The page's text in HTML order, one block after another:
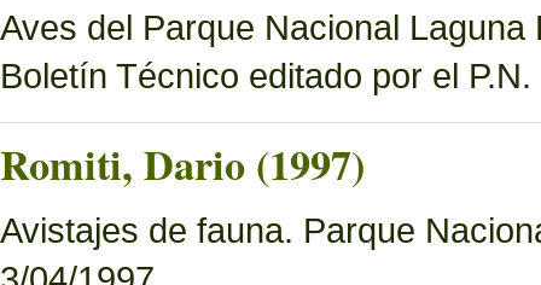
Aves del Parque Nacional
Boletín Técnico editado por el
Romiti, Dario (1997)
Avistajes de fauna. Parque